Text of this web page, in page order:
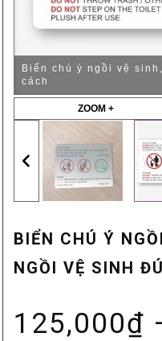
Biển chú ý ngồi vệ
ZOOM +
BIỂN CHÚ Ý
NGỒI VỆ SINH
125,000₫